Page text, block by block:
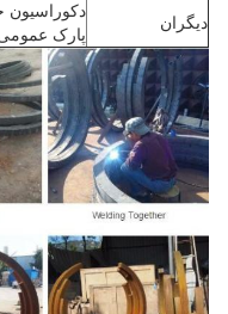
دیگران
دکوراسیون
پارک عمومی